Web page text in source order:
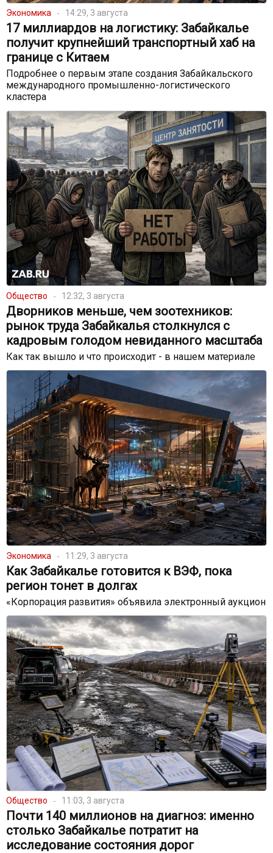
Экономика 14:29, 3 августа
17 миллиардов на логистику: Забайкалье
получит крупнейший транспортный хаб на
границе с Китаем
Подробнее о первым этапе создания Забайкальского
международного промышленно-логистического
кластера
Общество 12:32, 3 августа
Дворников меньше, чем зоотехников:
рынок труда Забайкалья столкнулся с
кадровым голодом невиданного масштаба
Как так вышло и что происходит - в нашем материале
Экономика 11:29, 3 августа
Как Забайкалье готовится к ВЭФ, пока
регион тонет в долгах
«Корпорация развития» объявила электронный аукцион
Общество 11:03, 3 августа
Почти 140 миллионов на диагноз: именно
столько Забайкалье потратит на
исследование состояния дорог